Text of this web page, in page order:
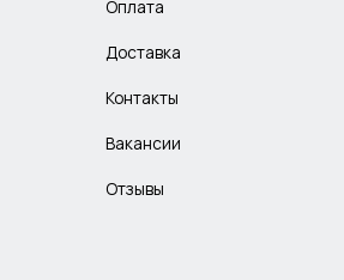
Оплата
Доставка
Контакты
Вакансии
Отзывы